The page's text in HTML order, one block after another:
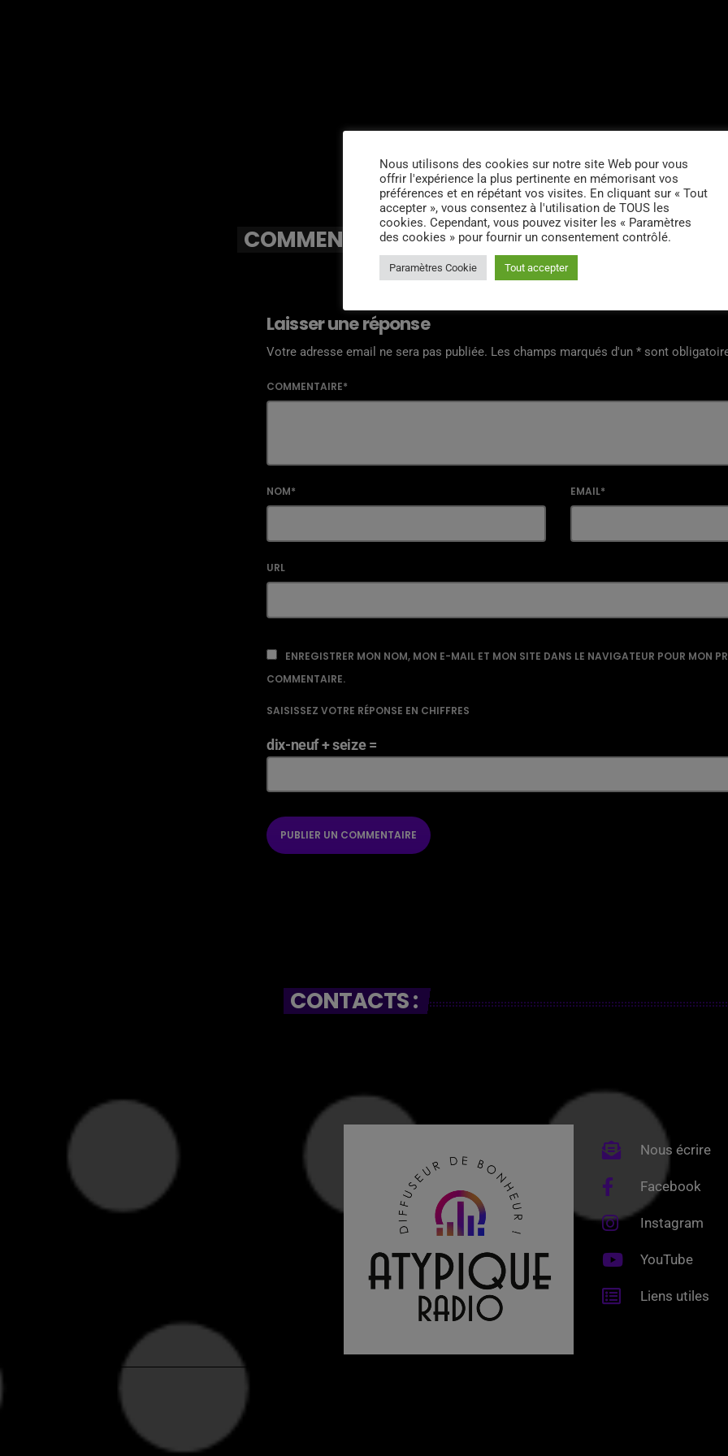
COMMENTAIRES D’ARTICLES (0)
Laisser une réponse
Votre adresse email ne sera pas publiée. Les champs marqués d'un * sont
COMMENTAIRE*
NOM* EMAIL*
URL
ENREGISTRER MON NOM, MON E-MAIL ET MON SITE DANS LE NAVIGATEUR POUR MON
COMMENTAIRE.
SAISISSEZ VOTRE RÉPONSE EN CHIFFRES
dix-neuf + seize =
CONTACTS :
Nous écrire
Facebook
Instagram
YouTube
Liens utiles
Nous utilisons des cookies sur notre site Web pour vous
offrir l'expérience la plus pertinente en mémorisant vos
préférences et en répétant vos visites. En cliquant sur « Tout
accepter », vous consentez à l'utilisation de TOUS les
cookies. Cependant, vous pouvez visiter les « Paramètres
des cookies » pour fournir un consentement contrôlé.
Paramètres Cookie Tout accepter